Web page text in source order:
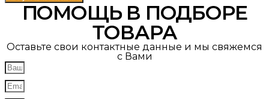
ПОМОЩЬ В ПОДБОРЕ
ТОВАРА
Оставьте свои контактные данные и мы свяжемся
с Вами